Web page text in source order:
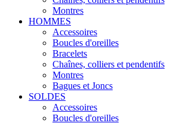
Montres
HOMMES
Accessoires
Boucles d'oreilles
Bracelets
Chaînes, colliers et pendentifs
Montres
Bagues et Joncs
SOLDES
Accessoires
Boucles d'oreilles